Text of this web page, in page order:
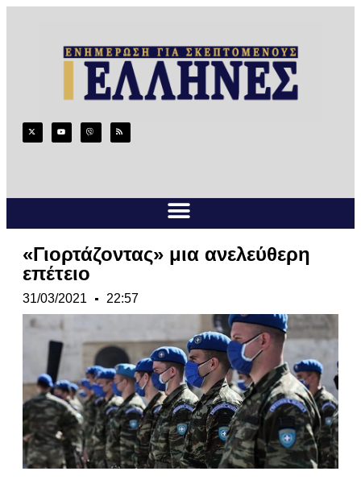
«Γιορτάζοντας» μια ανελεύθερη
επέτειο
31/03/2021 22:57